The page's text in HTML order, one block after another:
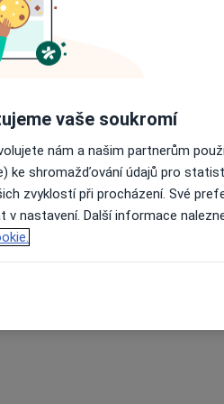
studovala obor
a Masarykově Univerzitě v
zabývala zejména reprodukční
endokrinologií,
Od roku 2000 se v
genetice a
obor všeobecné lékařství
všeobecné lékařství
a genetika na Biologickém
diagnostika
vaše soukromí
nám a našim partnerům
ke shromažďování údajů pro
zvyklostí při procházení. Své
v nastavení. Další informace